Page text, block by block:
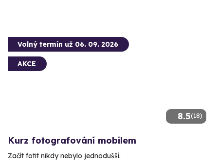
8.5(18)
Volný termín už 06. 09. 2026
AKCE
Kurz fotografování mobilem
Začít fotit nikdy nebylo jednodušší.